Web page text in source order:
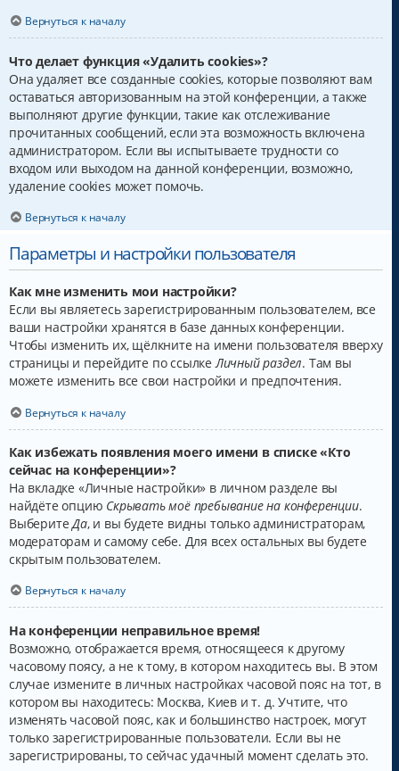
Вернуться к началу
Что делает функция «Удалить cookies»?
Она удаляет все созданные cookies, которые позволяют вам
оставаться авторизованным на этой конференции, а также
выполняют другие функции, такие как отслеживание
прочитанных сообщений, если эта возможность включена
администратором. Если вы испытываете трудности со
входом или выходом на данной конференции, возможно,
удаление cookies может помочь.
Вернуться к началу
Параметры и настройки пользователя
Как мне изменить мои настройки?
Если вы являетесь зарегистрированным пользователем, все
ваши настройки хранятся в базе данных конференции.
Чтобы изменить их, щёлкните на имени пользователя вверху
страницы и перейдите по ссылкеЛичный раздел. Там вы
можете изменить все свои настройки и предпочтения.
Вернуться к началу
Как избежать появления моего имени в списке «Кто
сейчас на конференции»?
На вкладке «Личные настройки» в личном разделе вы
найдёте опцию Скрывать моё пребывание на конференции.
ВыберитеДа, и вы будете видны только администраторам,
модераторам и самому себе. Для всех остальных вы будете
скрытым пользователем.
Вернуться к началу
На конференции неправильное время!
Возможно, отображается время, относящееся к другому
часовому поясу, а не к тому, в котором находитесь вы. В этом
случае измените в личных настройках часовой пояс на тот, в
котором вы находитесь: Москва, Киев и т. д. Учтите, что
изменять часовой пояс, как и большинство настроек, могут
только зарегистрированные пользователи. Если вы не
зарегистрированы, то сейчас удачный момент сделать это.